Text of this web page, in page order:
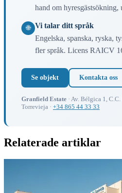
hand om
🌐
Vi talar ditt språk
Engelska, spanska, ryska,
fler språk. Licens RAICV
Se objekt Kontakta oss
Granfield Estate · Av. Bélgica 1,
Torrevieja · +34 865 44 33 33
Relaterade artiklar